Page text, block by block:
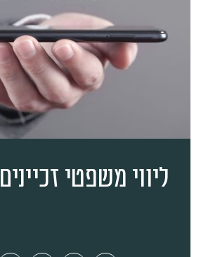
שאלות ותשובות
יצירת קשר
ליווי משפטי זכיינים